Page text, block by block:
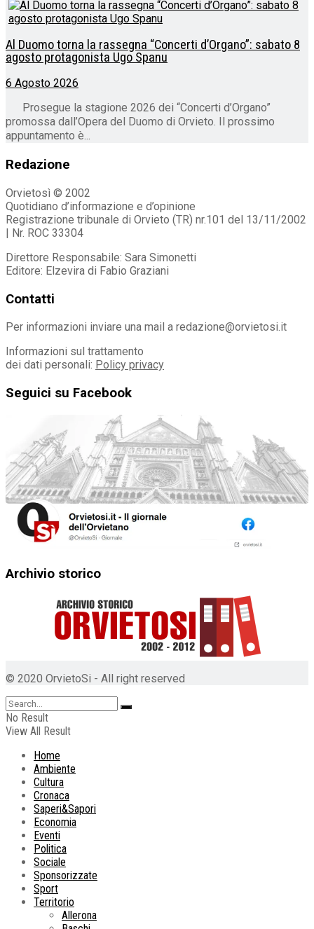
Al Duomo torna la rassegna “Concerti d’Organo”: sabato 8
agosto protagonista Ugo Spanu
6 Agosto 2026
Prosegue la stagione 2026 dei “Concerti d’Organo”
promossa dall’Opera del Duomo di Orvieto. Il prossimo
appuntamento è...
Redazione
Orvietosì © 2002
Quotidiano d’informazione e d’opinione
Registrazione tribunale di Orvieto (TR) nr.101 del 13/11/2002
| Nr. ROC 33304
Direttore Responsabile: Sara Simonetti
Editore: Elzevira di Fabio Graziani
Contatti
Per informazioni inviare una mail a redazione@orvietosi.it
Informazioni sul trattamento
dei dati personali: Policy privacy
Seguici su Facebook
Archivio storico
© 2020 OrvietoSi - All right reserved
No Result
View All Result
Home
Ambiente
Cultura
Cronaca
Saperi&Sapori
Economia
Eventi
Politica
Sociale
Sponsorizzate
Sport
Territorio
Allerona